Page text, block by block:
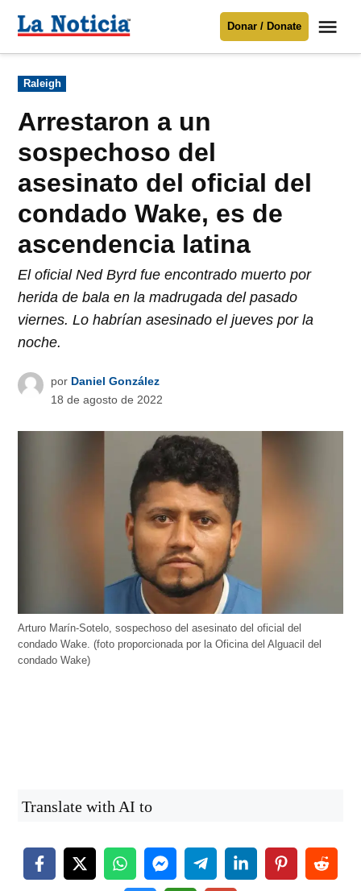
Para mantenerte informado necesitamos
Donar
contenido
Noticia
Donar / Donate
Publicado
en
Raleigh
Arrestaron a un
sospechoso del
asesinato del oficial del
condado Wake, es de
ascendencia latina
El oficial Ned Byrd fue encontrado muerto por
herida de bala en la madrugada del pasado
viernes. Lo habrían asesinado el jueves por la
noche.
por Daniel González
18 de agosto de 2022
Arturo Marín-Sotelo, sospechoso del asesinato del oficial del
condado Wake. (foto proporcionada por la Oficina del Alguacil del
condado Wake)
Translate with AI to